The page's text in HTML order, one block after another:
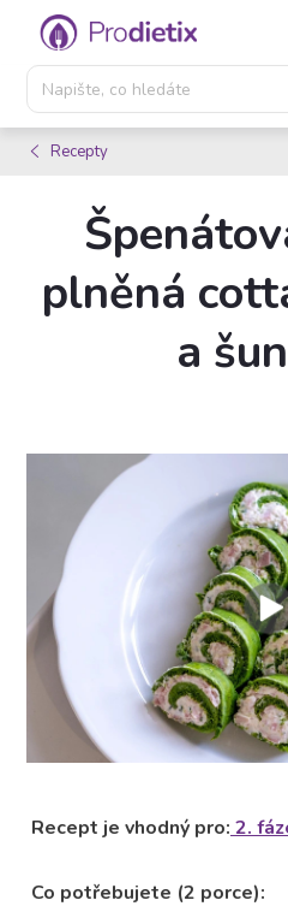
Přejít
obsah
Recepty
plněná
a
Recept je vhodný pro: 2.
Co potřebujete (2 porce):